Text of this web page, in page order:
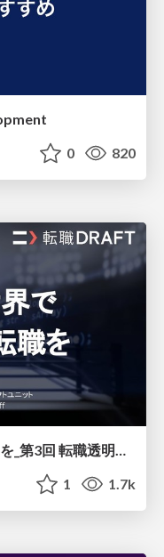
0 820
フェアな世界で まっすぐな転職を_第3回 転職透明化らぼ-レジュメチェック編
1 1.7k